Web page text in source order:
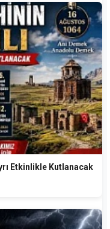
Etkinlikle Kutlanacak